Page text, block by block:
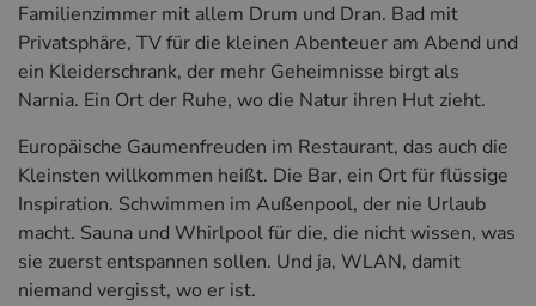
Familienzimmer mit allem Drum und Dran. Bad mit
Privatsphäre, TV für die kleinen Abenteuer am Abend und
ein Kleiderschrank, der mehr Geheimnisse birgt als
Narnia. Ein Ort der Ruhe, wo die Natur ihren Hut zieht.
Europäische Gaumenfreuden im Restaurant, das auch die
Kleinsten willkommen heißt. Die Bar, ein Ort für flüssige
Inspiration. Schwimmen im Außenpool, der nie Urlaub
macht. Sauna und Whirlpool für die, die nicht wissen, was
sie zuerst entspannen sollen. Und ja, WLAN, damit
niemand vergisst, wo er ist.